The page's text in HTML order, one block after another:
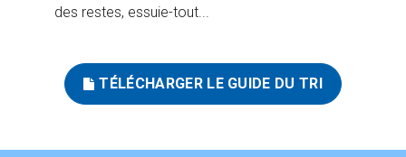
des restes, essuie-tout...
TÉLÉCHARGER LE GUIDE DU TRI